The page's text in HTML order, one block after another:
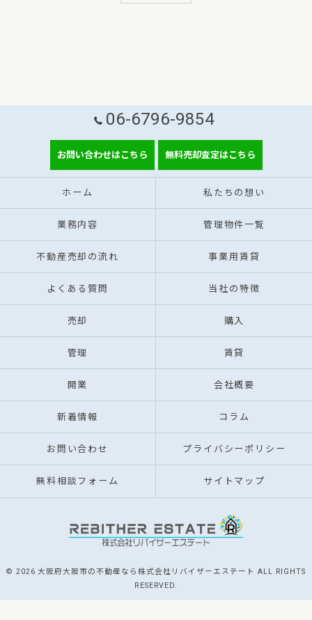
06-6796-9854
お問い合わせはこちら 無料売却査定はこちら
ホーム 私たちの想い
業務内容 管理物件一覧
不動産売却の流れ 事業用賃貸
よくある質問 当社の特徴
売却 購入
管理 賃貸
開業 会社概要
新着情報 コラム
お問い合わせ プライバシーポリシー
無料相談フォーム サイトマップ
© 2026 大阪府大阪市の不動産なら株式会社リバイザーエステート ALL RIGHTS
RESERVED.